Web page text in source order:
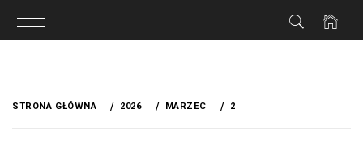
STRONA GŁÓWNA 2026 MARZEC 2